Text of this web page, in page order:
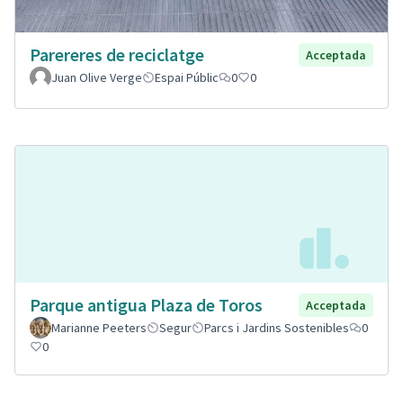
Parereres de reciclatge
Acceptada
Juan Olive Verge
Espai Públic 0 0
Parque antigua Plaza de Toros
Acceptada
Marianne Peeters
Segur Parcs i Jardins Sostenibles
0
0